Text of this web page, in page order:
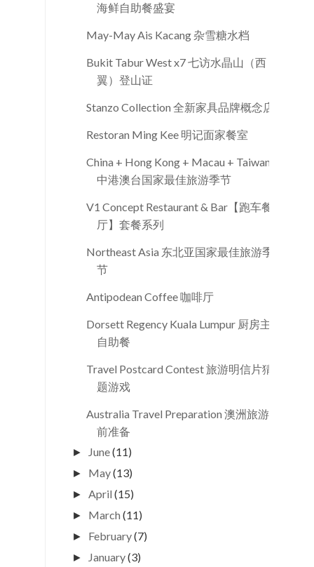
海鲜自助餐盛宴
May-May Ais Kacang 杂雪糖水档
Bukit Tabur West x7 七访水晶山（西
翼）登山证
Stanzo Collection 全新家具品牌概念店
Restoran Ming Kee 明记面家餐室
China + Hong Kong + Macau + Taiwan
中港澳台国家最佳旅游季节
V1 Concept Restaurant & Bar【跑车餐
厅】套餐系列
Northeast Asia 东北亚国家最佳旅游季
节
Antipodean Coffee 咖啡厅
Dorsett Regency Kuala Lumpur 厨房主题
自助餐
Travel Postcard Contest 旅游明信片猜
题游戏
Australia Travel Preparation 澳洲旅游行
前准备
► June(11)
► May(13)
►April(15)
► March(11)
► February(7)
► January(3)